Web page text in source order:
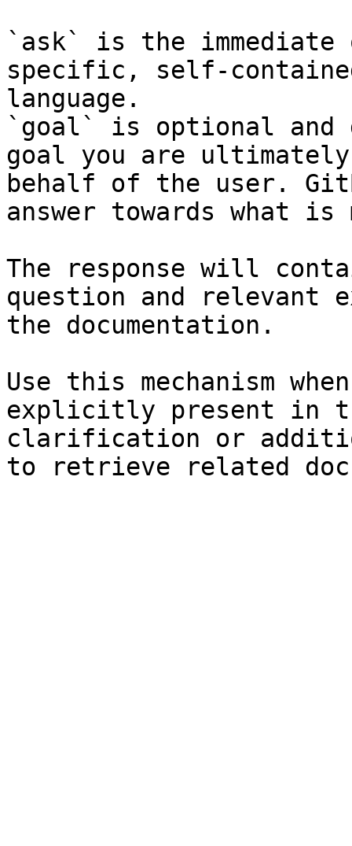
`ask` is the
specific, self-
language.
`goal` is optional and
goal you are
behalf of the user.
answer towards what
The response will
question and relevant
the documentation.
Use this mechanism
explicitly present in
clarification or